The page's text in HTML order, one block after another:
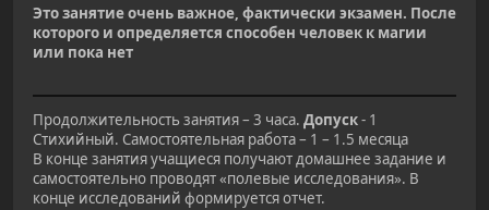
Это занятие очень важное, фактически экзамен. После
которого и определяется способен человек к магии
или пока нет
Продолжительность занятия – 3 часа. Допуск- 1
Стихийный. Самостоятельная работа – 1 – 1.5 месяца
В конце занятия учащиеся получают домашнее задание и
самостоятельно проводят «полевые исследования». В
конце исследований формируется отчет.